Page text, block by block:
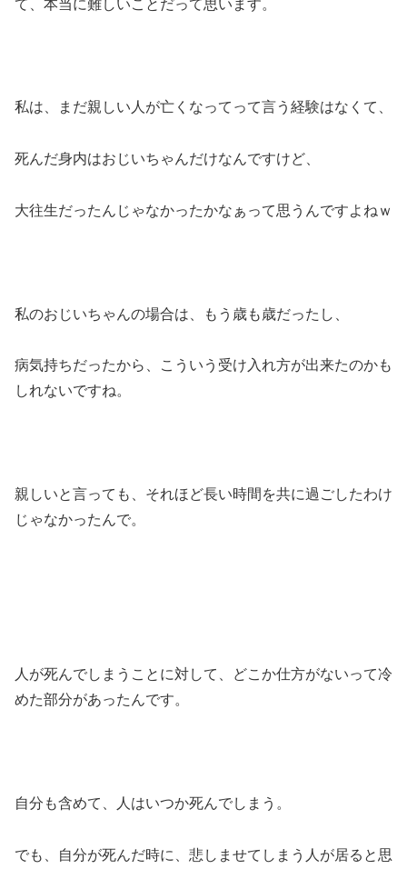
て、本当に難しいことだって思います。
私は、まだ親しい人が亡くなってって言う経験はなくて、
死んだ身内はおじいちゃんだけなんですけど、
大往生だったんじゃなかったかなぁって思うんですよねｗ
私のおじいちゃんの場合は、もう歳も歳だったし、
病気持ちだったから、こういう受け入れ方が出来たのかも
しれないですね。
親しいと言っても、それほど長い時間を共に過ごしたわけ
じゃなかったんで。
人が死んでしまうことに対して、どこか仕方がないって冷
めた部分があったんです。
自分も含めて、人はいつか死んでしまう。
でも、自分が死んだ時に、悲しませてしまう人が居ると思